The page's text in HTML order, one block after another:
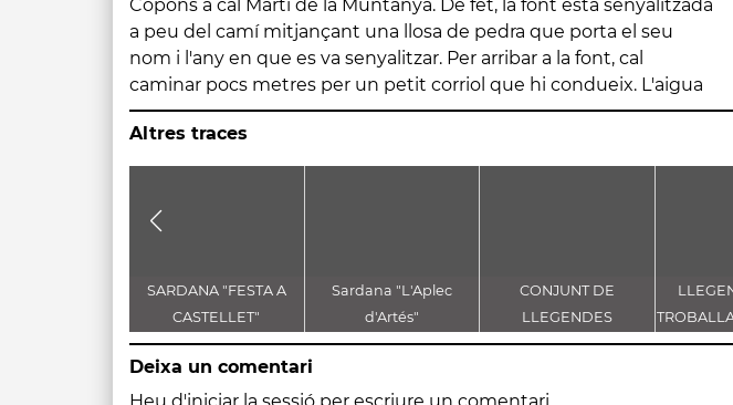
Copons a cal Martí de la Muntanya. De fet, la font està senyalitzada
a peu del camí mitjançant una llosa de pedra que porta el seu
nom i l'any en que es va senyalitzar. Per arribar a la font, cal
caminar pocs metres per un petit corriol que hi condueix. L'aigua
perd pel terreny. L'únic element antròpic detectat és un teula
encastada que fa que l'aigua brolli millor. Tota la zona està coberta
Altres traces
SARDANA "FESTA A
CASTELLET"
Sardana "L'Aplec
d'Artés"
CONJUNT DE
LLEGENDES
VINCULADES AL CAMÍ
DE DÉU
Deixa un comentari